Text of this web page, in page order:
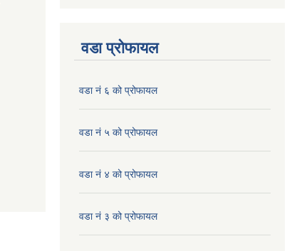
वडा प्रोफायल
वडा नं ६ को प्रोफायल
वडा नं ५ को प्रोफायल
वडा नं ४ को प्रोफायल
वडा नं ३ को प्रोफायल